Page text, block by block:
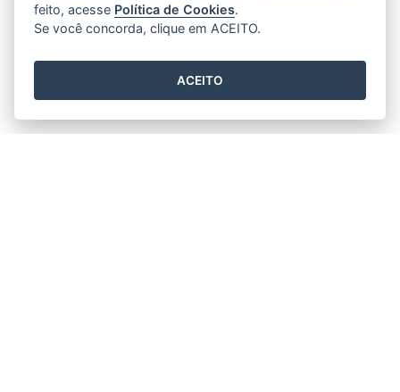
feito, acesse Política de Cookies.
Se você concorda, clique em ACEITO.
ACEITO